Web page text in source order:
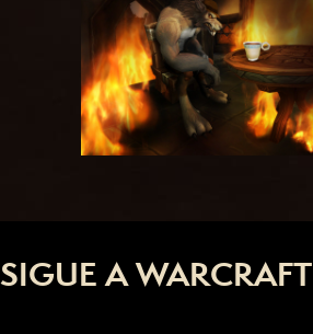
SIGUE A WARCRAFT